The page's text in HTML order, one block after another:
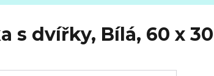
s dvířky, Bílá, 60 x